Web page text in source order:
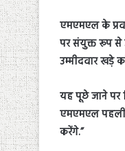
एमएमएल के
पर संयुक्त रूप से
उम्मीदवार खड़े
यह पूछे जाने पर
एमएमएल पहली
करेंगे.”